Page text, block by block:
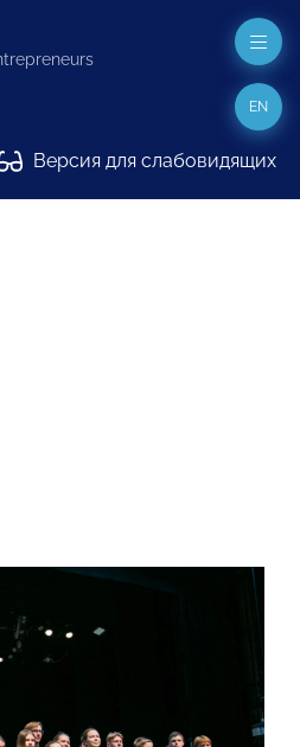
Версия для слабовидящих
EN